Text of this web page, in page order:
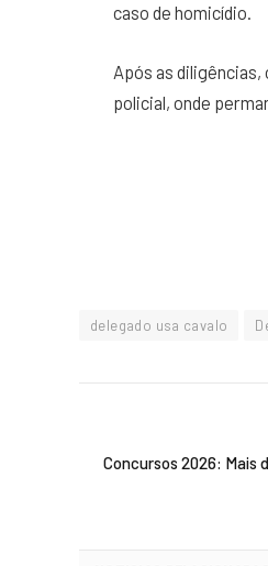
caso de homicídio.
Após as
policial, onde
delegado usa cavalo
Concursos 2026: Mais